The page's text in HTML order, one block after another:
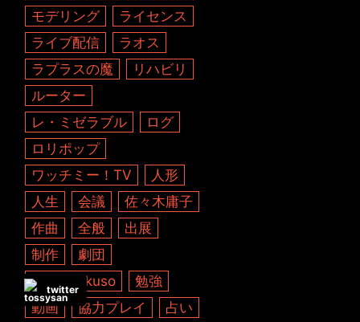
モデリング
ライセンス
ライブ配信
ラオス
ラプラスの魔
リハビリ
ルーター
レ・ミゼラブル
ログ
ロリポップ
ワッチミー！TV
人形
人生
会議
佐々木庸子
作曲
全般
出展
制作
劇団
劇団kanikuso
勉強
動画
協力プレイ 占い
twitter